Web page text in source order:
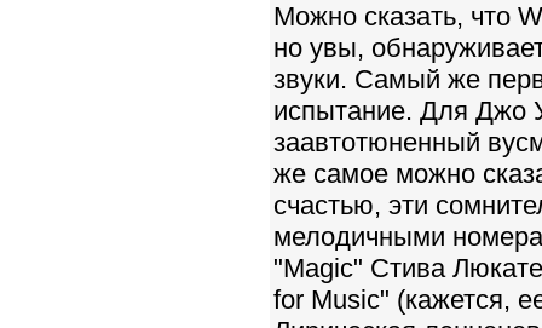
Можно сказать, что
но увы,
звуки. Самый же
испытание. Для Джо
заавтотюненный
же самое можно
счастью, эти
мелодичными
"Magic" Стива
for Music" (кажется,